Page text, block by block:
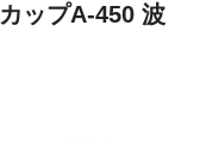
ップA-450 波